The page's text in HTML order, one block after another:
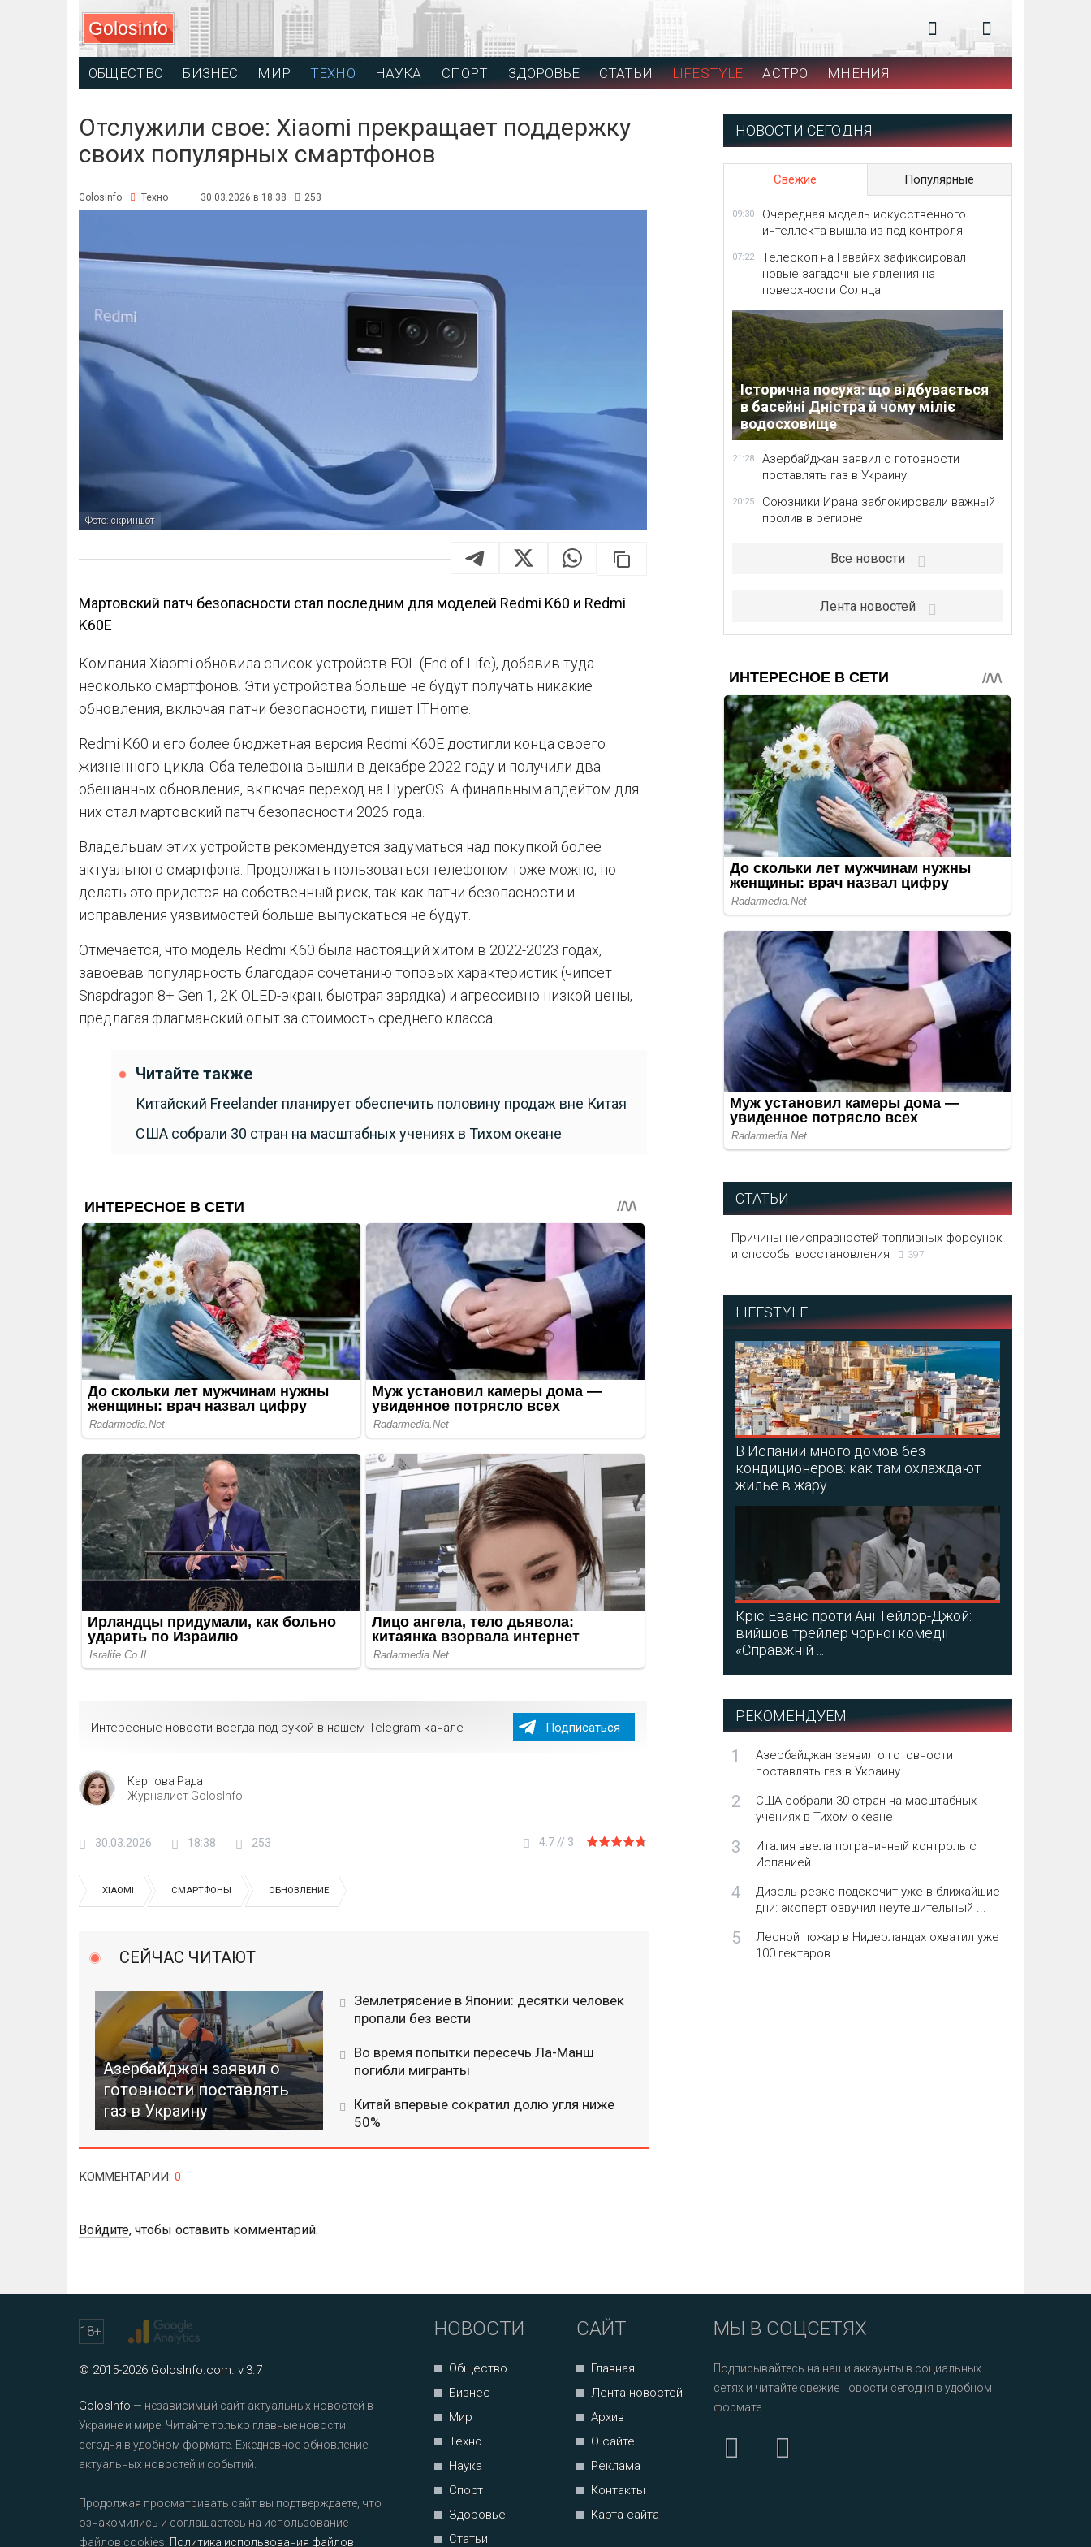
Golosinfo
ОБЩЕСТВО БИЗНЕС МИР ТЕХНО НАУКА СПОРТ ЗДОРОВЬЕ СТАТЬИ LIFESTYLE АСТРО МНЕНИЯ
Отслужили свое: Xiaomi прекращает поддержку
своих популярных смартфонов
Golosinfo Техно 30.03.2026 в 18:38 253
Фото: скриншот
Мартовский патч безопасности стал последним для моделей Redmi K60 и Redmi
K60E
Компания Xiaomi обновила список устройств EOL (End of Life), добавив туда
несколько смартфонов. Эти устройства больше не будут получать никакие
обновления, включая патчи безопасности, пишет ITHome.
Redmi K60 и его более бюджетная версия Redmi K60E достигли конца своего
жизненного цикла. Оба телефона вышли в декабре 2022 году и получили два
обещанных обновления, включая переход на HyperOS. А финальным апдейтом для
них стал мартовский патч безопасности 2026 года.
Владельцам этих устройств рекомендуется задуматься над покупкой более
актуального смартфона. Продолжать пользоваться телефоном тоже можно, но
делать это придется на собственный риск, так как патчи безопасности и
исправления уязвимостей больше выпускаться не будут.
Отмечается, что модель Redmi K60 была настоящий хитом в 2022-2023 годах,
завоевав популярность благодаря сочетанию топовых характеристик (чипсет
Snapdragon 8+ Gen 1, 2K OLED-экран, быстрая зарядка) и агрессивно низкой цены,
предлагая флагманский опыт за стоимость среднего класса.
Читайте также
Китайский Freelander планирует обеспечить половину продаж вне Китая
США собрали 30 стран на масштабных учениях в Тихом океане
Интересные новости всегда под рукой в нашем Telegram-канале Подписаться
Карпова Рада
Журналист GolosInfo
30.03.2026 18:38 253 4.7 // 3
XIAOMI СМАРТФОНЫ ОБНОВЛЕНИЕ
СЕЙЧАС ЧИТАЮТ
Азербайджан заявил о
готовности поставлять
газ в Украину
Землетрясение в Японии: десятки человек
пропали без вести
Во время попытки пересечь Ла-Манш
погибли мигранты
Китай впервые сократил долю угля ниже
50%
КОММЕНТАРИИ: 0
Войдите, чтобы оставить комментарий.
НОВОСТИ СЕГОДНЯ
Свежие Популярные
09:30
Очередная модель искусственного
интеллекта вышла из-под контроля
07:22
Телескоп на Гавайях зафиксировал
новые загадочные явления на
поверхности Солнца
Історична посуха: що відбувається
в басейні Дністра й чому міліє
водосховище
21:28
Азербайджан заявил о готовности
поставлять газ в Украину
20:25
Союзники Ирана заблокировали важный
пролив в регионе
Все новости
Лента новостей
СТАТЬИ
Причины неисправностей топливных форсунок
и способы восстановления
397
LIFESTYLE
В Испании много домов без
кондиционеров: как там охлаждают
жилье в жару
Кріс Еванс проти Ані Тейлор-Джой:
вийшов трейлер чорної комедії
«Справжній ...
РЕКОМЕНДУЕМ
1
Азербайджан заявил о готовности
поставлять газ в Украину
2
США собрали 30 стран на масштабных
учениях в Тихом океане
3
Италия ввела пограничный контроль с
Испанией
4
Дизель резко подскочит уже в ближайшие
дни: эксперт озвучил неутешительный ...
5
Лесной пожар в Нидерландах охватил уже
100 гектаров
18+
© 2015-2026 GolosInfo.com. v.3.7
GolosInfo — независимый сайт актуальных новостей в
Украине и мире. Читайте только главные новости
сегодня в удобном формате. Ежедневное обновление
актуальных новостей и событий.
Продолжая просматривать сайт вы подтверждаете, что
ознакомились и соглашаетесь на использование
файлов cookies. Политика использования файлов
НОВОСТИ
Общество
Бизнес
Мир
Техно
Наука
Спорт
Здоровье
Статьи
САЙТ
Главная
Лента новостей
Архив
О сайте
Реклама
Контакты
Карта сайта
МЫ В СОЦСЕТЯХ
Подписывайтесь на наши аккаунты в социальных
сетях и читайте свежие новости сегодня в удобном
формате.